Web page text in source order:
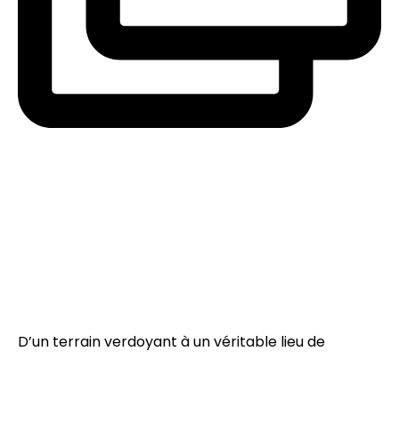
D’un terrain verdoyant à un véritable lieu de